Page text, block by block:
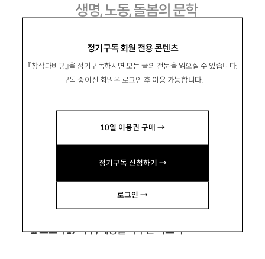
정기구독 회원 전용 콘텐츠
『창작과비평』을 정기구독하시면 모든 글의 전문을 읽으실 수 있습니다.
구독 중이신 회원은 로그인 후 이용 가능합니다.
10일 이용권 구매 →
정기구독 신청하기 →
로그인 →
생명, 노동, 돌봄의 문학
백지연白智延
문학평론가. 평론집 『미로 속을 질주하는 문학』
1. 코로나19 이후, 세상을 바꾸는 목소리